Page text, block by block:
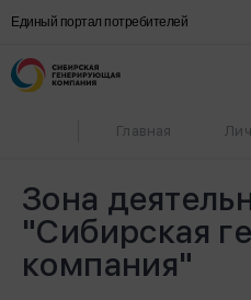
Единый портал потребителей
Главная
Зона
"Сибирская
компания"